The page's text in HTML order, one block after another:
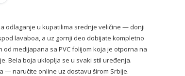
odlaganje u kupatilima srednje veličine — donji
lavaboa, a uz gornji deo dobijate kompletno
medijapana sa PVC folijom koja je otporna na
Bela boja ukloplja se u svaki stil uređenja.
— naručite online uz dostavu širom Srbije.